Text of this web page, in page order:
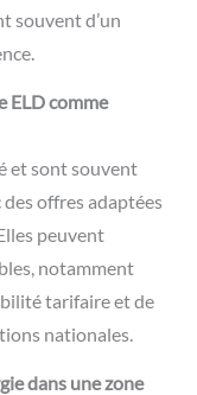
souvent d’un
ELD comme
et sont souvent
offres adaptées
peuvent
notamment
tarifaire et de
nationales.
dans une zone